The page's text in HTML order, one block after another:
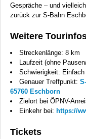
Gespräche – und
zurück zur S-Bahn
Weitere
Streckenlänge: 8 km
Laufzeit (ohne
Schwierigkeit:
Genauer Treffpunkt:
65760 Eschborn
Zielort bei ÖPNV-
Einkehr bei: https://
Tickets